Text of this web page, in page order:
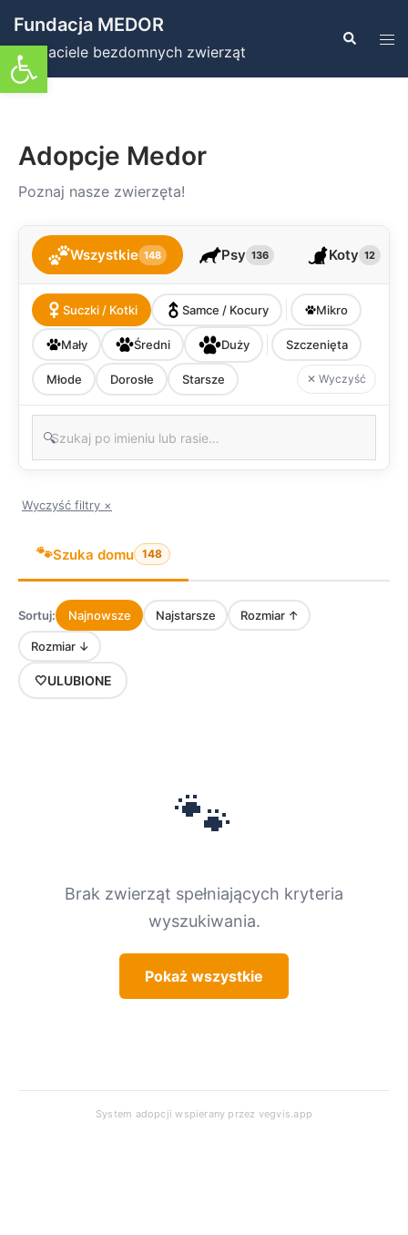
Otwórz pasek narzędzi
do
treści
Fundacja MEDOR
Przyjaciele bezdomnych zwierząt
Szukaj
Adopcje Medor
Poznaj nasze zwierzęta!
Wszystkie 148 Psy 136 Koty 12
Suczki / Kotki Samce / Kocury Mikro
Mały Średni Duży Szczenięta
Młode Dorosłe Starsze ✕ Wyczyść
🔍
Wyczyść filtry ×
🐾Szuka domu 148
Sortuj: Najnowsze Najstarsze Rozmiar ↑
Rozmiar ↓
🤍ULUBIONE
🐾
Brak zwierząt spełniających kryteria
wyszukiwania.
Pokaż wszystkie
System adopcji wspierany przez vegvis.app